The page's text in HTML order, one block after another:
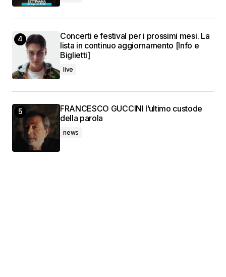
Concerti e festival per i prossimi mesi. La
lista in continuo aggiornamento [Info e
Biglietti]
live
FRANCESCO GUCCINI l’ultimo custode
della parola
news